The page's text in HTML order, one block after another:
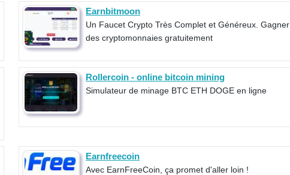
Earnbitmoon
Un Faucet Crypto Très Complet et Généreux. Gagner
des cryptomonnaies gratuitement
Rollercoin - online bitcoin mining
Simulateur de minage BTC ETH DOGE en ligne
Earnfreecoin
Avec EarnFreeCoin, ça promet d'aller loin !